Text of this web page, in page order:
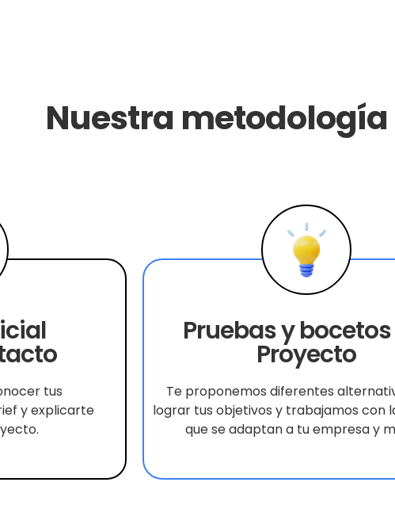
Nuestra
tus
y explicarte
Pruebas y
Proyecto
Te proponemos diferentes
lograr tus objetivos y trabajamos con
que se adaptan a tu empresa y